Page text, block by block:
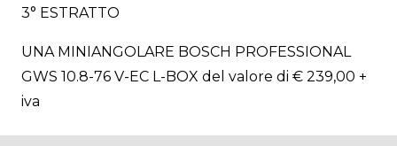
3° ESTRATTO
UNA MINIANGOLARE BOSCH PROFESSIONAL
GWS 10.8-76 V-EC L-BOX del valore di € 239,00 +
iva